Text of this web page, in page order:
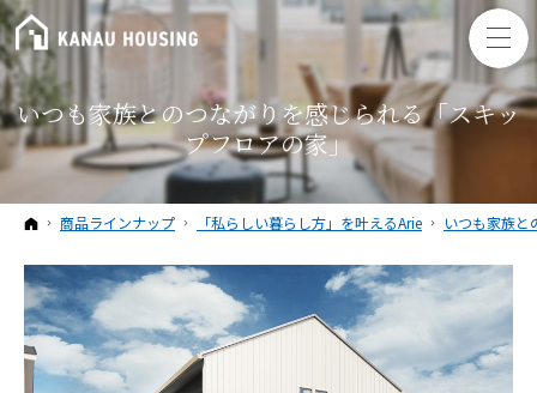
いつも家族とのつながりを感じられる「スキッ
プフロアの家」
ホーム
商品ラインナップ 「私らしい暮らし方」を叶えるArie いつも家族と